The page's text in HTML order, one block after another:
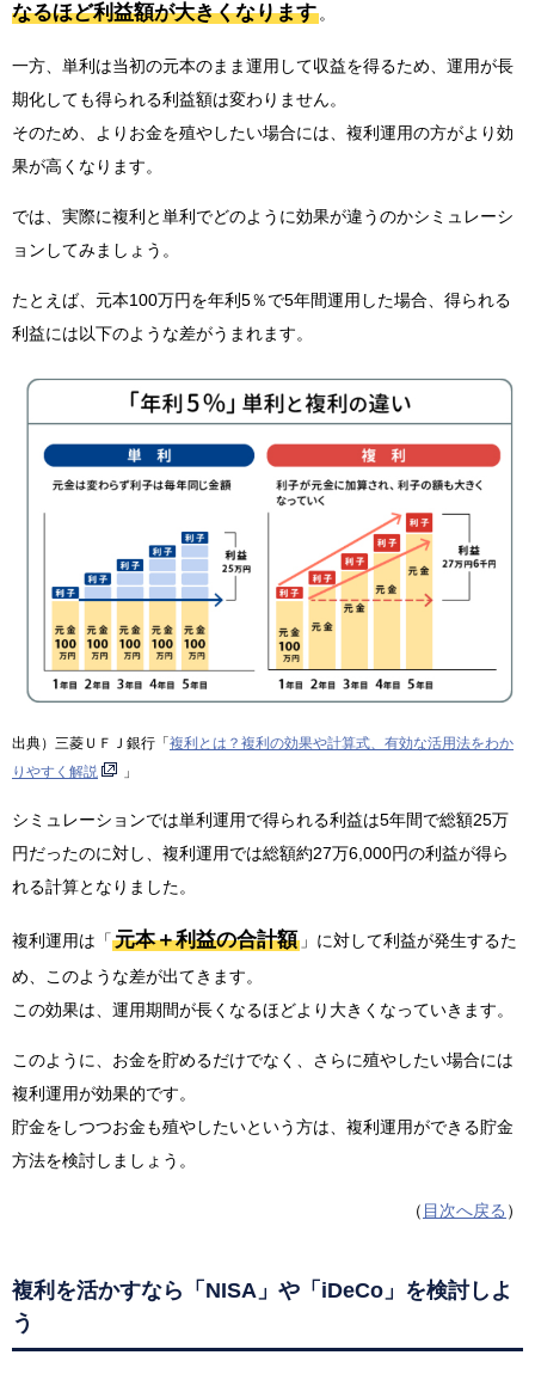
なるほど利益額が大きくなります。
一方、単利は当初の元本のまま運用して収益を得るため、運用が長
期化しても得られる利益額は変わりません。
そのため、よりお金を殖やしたい場合には、複利運用の方がより効
果が高くなります。
では、実際に複利と単利でどのように効果が違うのかシミュレーシ
ョンしてみましょう。
たとえば、元本100万円を年利5％で5年間運用した場合、得られる
利益には以下のような差がうまれます。
出典）三菱ＵＦＪ銀行「複利とは？複利の効果や計算式、有効な活用法をわか
りやすく解説
」
シミュレーションでは単利運用で得られる利益は5年間で総額25万
円だったのに対し、複利運用では総額約27万6,000円の利益が得ら
れる計算となりました。
複利運用は「 元本＋利益の合計額 」に対して利益が発生するた
め、このような差が出てきます。
この効果は、運用期間が長くなるほどより大きくなっていきます。
このように、お金を貯めるだけでなく、さらに殖やしたい場合には
複利運用が効果的です。
貯金をしつつお金も殖やしたいという方は、複利運用ができる貯金
方法を検討しましょう。
（ 目次へ戻る ）
複利を活かすなら「NISA」や「iDeCo」を検討しよ
う